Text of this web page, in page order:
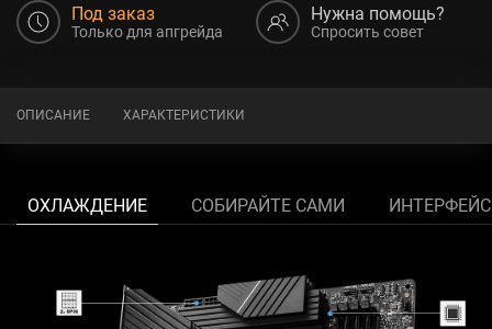
Под заказ
Только для апгрейда
Нужна помощь?
Спросить совет
ОПИСАНИЕ ХАРАКТЕРИСТИКИ
ОХЛАЖДЕНИЕ СОБИРАЙТЕ САМИ